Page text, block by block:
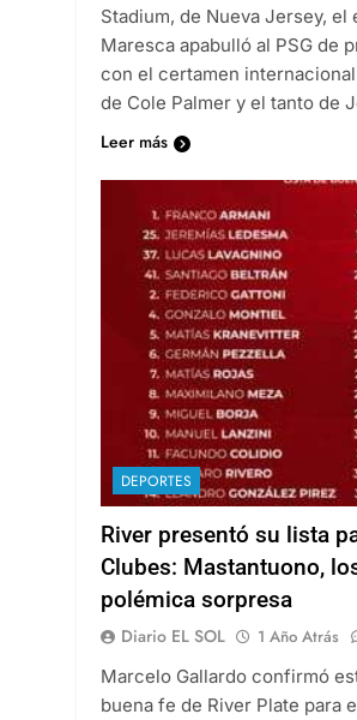
Stadium, de Nueva Jersey, el
Maresca apabulló al PSG de
con el certamen
de Cole Palmer y el tanto de
Leer más
DEPORTES
River presentó su lista
Clubes: Mastantuono,
polémica sorpresa
Diario EL SOL 1 Año Atrás
Marcelo Gallardo confirmó
buena fe de River Plate para